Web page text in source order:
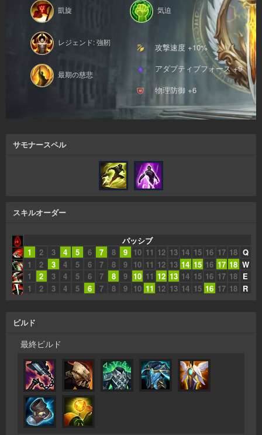
凱旋
レジェンド: 強靭
最期の慈悲
気迫
攻撃速度 +10%
アダプティブフォース +9
物理防御 +6
サモナースペル
スキルオーダー
パッシブ
1
2 3 4 5 6 7 8 9 10 11 12 13 14 15 16 17 18 Q
1
2 3 4 5 6 7 8 9 10 11 12 13 14 15 16 17 18 W
1
2 3 4 5 6 7 8 9 10 11 12 13 14 15 16 17 18 E
1
2 3 4 5 6 7 8 9 10 11 12 13 14 15 16 17 18 R
ビルド
最終ビルド